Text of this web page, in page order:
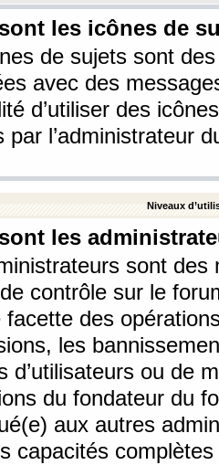
les icônes de
de sujets sont
avec des
d’utiliser des
par l’administrateur
Niveaux
les
sont
contrôle sur le
facette des
les
d’utilisateurs ou de
du fondateur du
aux autres
capacités